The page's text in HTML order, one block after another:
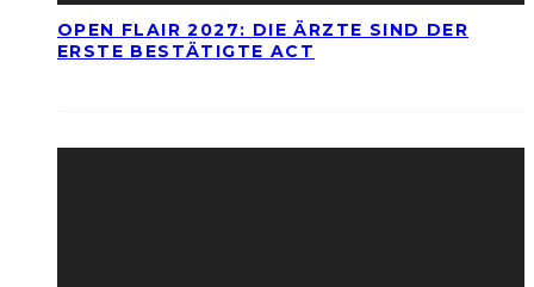
OPEN FLAIR 2027: DIE ÄRZTE SIND DER
ERSTE BESTÄTIGTE ACT